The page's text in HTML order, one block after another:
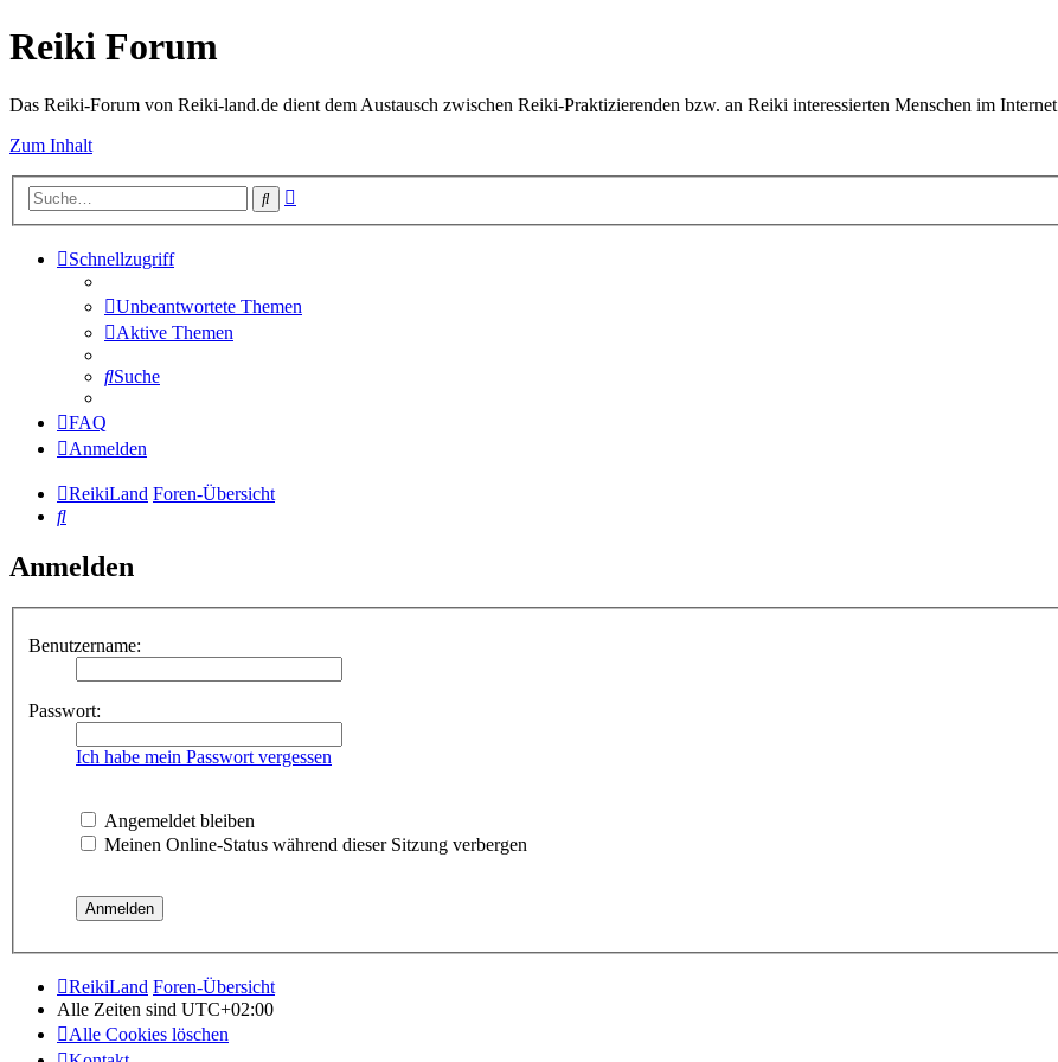
Reiki Forum
Das Reiki-Forum von Reiki-land.de dient dem Austausch zwischen Reiki-Praktizierenden bzw. an Reiki interessierten Menschen im Internet
Zum Inhalt
Suche
Schnellzugriff
Unbeantwortete Themen
Aktive Themen
Suche
FAQ
Anmelden
ReikiLand Foren-Übersicht
Suche
Anmelden
Benutzername:
Passwort:
Ich habe mein Passwort vergessen
Angemeldet bleiben
Meinen Online-Status während dieser Sitzung verbergen
ReikiLand Foren-Übersicht
Alle Zeiten sind UTC+02:00
Alle Cookies löschen